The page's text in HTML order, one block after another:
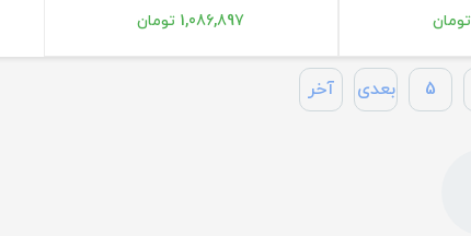
1,086,897 تومان
5 بعدی آخر